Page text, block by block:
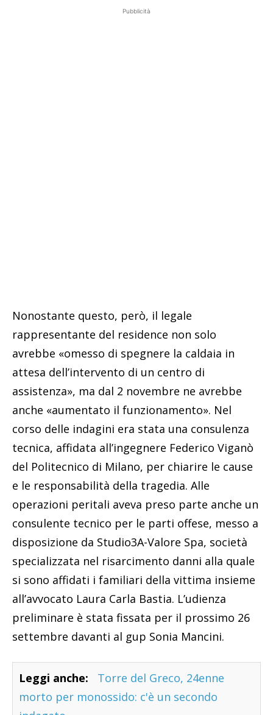
Pubblicità
Nonostante questo, però, il legale
rappresentante del residence non solo
avrebbe «omesso di spegnere la caldaia in
attesa dell’intervento di un centro di
assistenza», ma dal 2 novembre ne avrebbe
anche «aumentato il funzionamento». Nel
corso delle indagini era stata una consulenza
tecnica, affidata all’ingegnere Federico Viganò
del Politecnico di Milano, per chiarire le cause
e le responsabilità della tragedia. Alle
operazioni peritali aveva preso parte anche un
consulente tecnico per le parti offese, messo a
disposizione da Studio3A-Valore Spa, società
specializzata nel risarcimento danni alla quale
si sono affidati i familiari della vittima insieme
all’avvocato Laura Carla Bastia. L’udienza
preliminare è stata fissata per il prossimo 26
settembre davanti al gup Sonia Mancini.
Leggi anche:
Torre del Greco, 24enne
morto per monossido: c'è un secondo